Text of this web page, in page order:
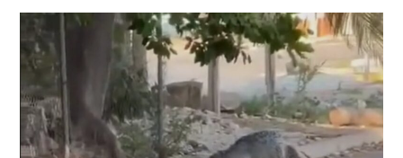
estaba
pensando?
Hombre
se
mete
a
nadar